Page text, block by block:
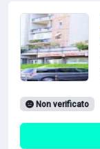
Non verificato